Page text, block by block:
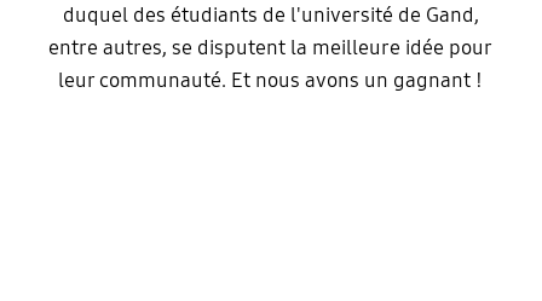
duquel des étudiants de l'université de Gand,
entre autres, se disputent la meilleure idée pour
leur communauté. Et nous avons un gagnant !